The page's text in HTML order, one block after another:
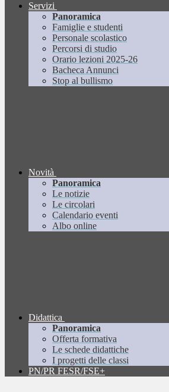
Servizi
Panoramica
Famiglie e studenti
Personale scolastico
Percorsi di studio
Orario lezioni 2025-26
Bacheca Annunci
Stop al bullismo
Novità
Panoramica
Le notizie
Le circolari
Calendario eventi
Albo online
Didattica
Panoramica
Offerta formativa
Le schede didattiche
I progetti delle classi
PN/PR FESR/FSE+